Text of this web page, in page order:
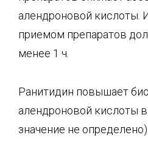
алендроновой кислоты.
приемом препаратов
менее 1 ч.
Ранитидин повышает
алендроновой кислоты
значение не определено).